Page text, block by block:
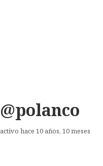
@polanco
activo hace 10 años, 10 meses